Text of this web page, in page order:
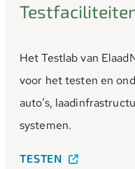
Het Testlab van
voor het testen en
auto’s,
systemen.
TESTEN